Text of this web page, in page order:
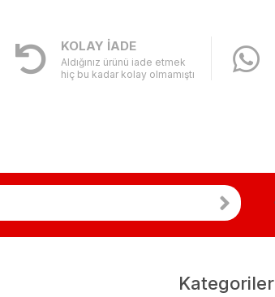
KOLAY İADE
Aldığınız ürünü iade etmek
hiç bu kadar kolay olmamıştı
Kategoriler